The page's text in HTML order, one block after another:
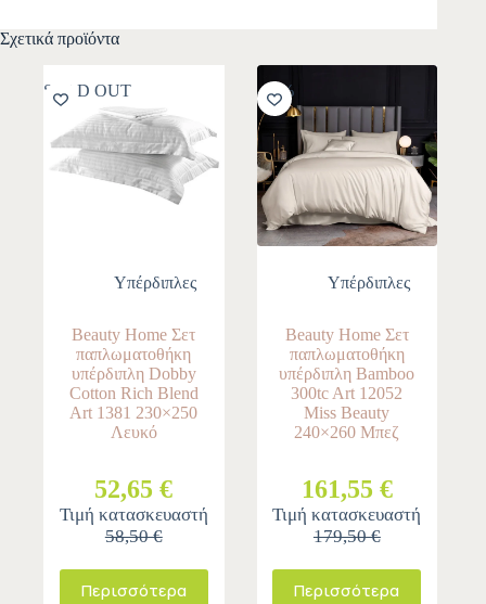
Σχετικά προϊόντα
SOLD OUT
Υπέρδιπλες
Beauty Home Σετ
παπλωματοθήκη
υπέρδιπλη Dobby
Cotton Rich Blend
Art 1381 230×250
Λευκό
52,65 €
Τιμή κατασκευαστή
58,50 €
Περισσότερα
-10%
Υπέρδιπλες
Beauty Home Σετ
παπλωματοθήκη
υπέρδιπλη Bamboo
300tc Art 12052
Miss Beauty
240×260 Μπεζ
161,55 €
Τιμή κατασκευαστή
179,50 €
Περισσότερα